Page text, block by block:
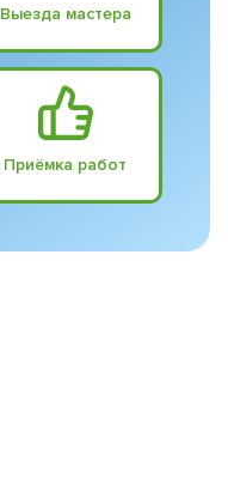
Выезда мастера
Приёмка работ